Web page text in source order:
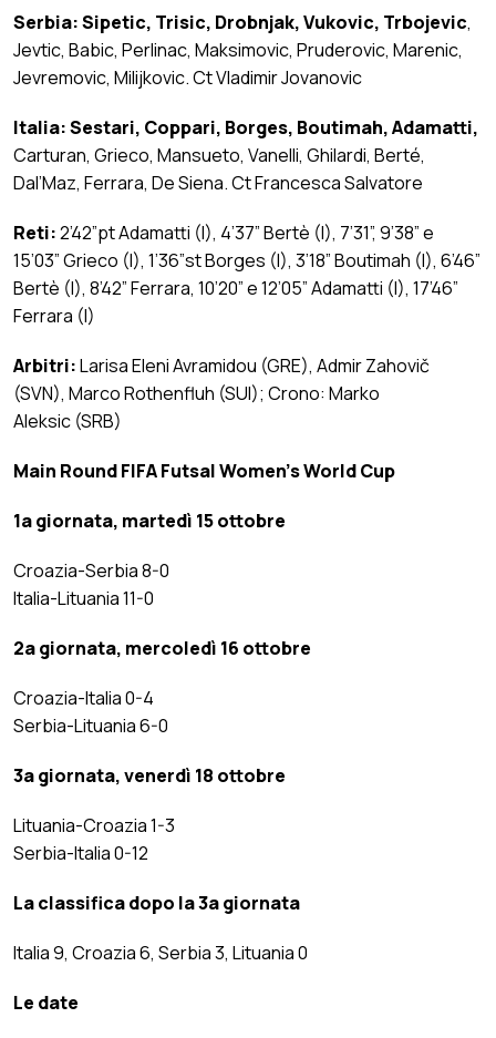
Serbia: Sipetic, Trisic, Drobnjak, Vukovic, Trbojevic,
Jevtic, Babic, Perlinac, Maksimovic, Pruderovic, Marenic,
Jevremovic, Milijkovic. Ct Vladimir Jovanovic
Italia:Sestari, Coppari, Borges, Boutimah, Adamatti,
Carturan, Grieco, Mansueto, Vanelli, Ghilardi, Berté,
Dal’Maz, Ferrara, De Siena. Ct Francesca Salvatore
Reti:2’42”pt Adamatti (I), 4’37” Bertè (I), 7’31”, 9’38” e
15’03” Grieco (I), 1’36”st Borges (I), 3’18” Boutimah (I), 6’46”
Bertè (I), 8’42” Ferrara, 10’20” e 12’05” Adamatti (I), 17’46”
Ferrara (I)
Arbitri:Larisa Eleni Avramidou (GRE), Admir Zahovič
(SVN), Marco Rothenfluh (SUI); Crono: Marko
Aleksic (SRB)
Main Round FIFA Futsal Women’s World Cup
1a giornata, martedì 15 ottobre
Croazia-Serbia 8-0
Italia-Lituania 11-0
2a giornata, mercoledì 16 ottobre
Croazia-Italia 0-4
Serbia-Lituania 6-0
3a giornata, venerdì 18 ottobre
Lituania-Croazia 1-3
Serbia-Italia 0-12
La classifica dopo la 3a giornata
Italia 9, Croazia 6, Serbia 3, Lituania 0
Le date